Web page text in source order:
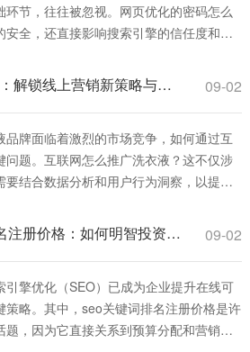
节，往往被忽视。网页优化的密码怎么
全，还直接影响搜索引擎的信任度和排
和用户体验。本文将深入探讨网页优化
，帮助您从安全角度
互联网怎么推广洗衣液：解锁线上营销新策略与实战指南 09-02
牌面临着激烈的市场竞争，如何通过互
题。互联网怎么推广洗衣液？这不仅涉
要结合数据分析和用户行为洞察，以提升
线上市场中脱颖而出。 首先，互联网怎
一个强大的线上
深入解析seo关键词排名注册价格：如何明智投资并获取高回报 09-02
擎优化（SEO）已成为企业提升在线可
策略。其中，seo关键词排名注册价格是许
题，因为它直接关系到预算分配和营销效